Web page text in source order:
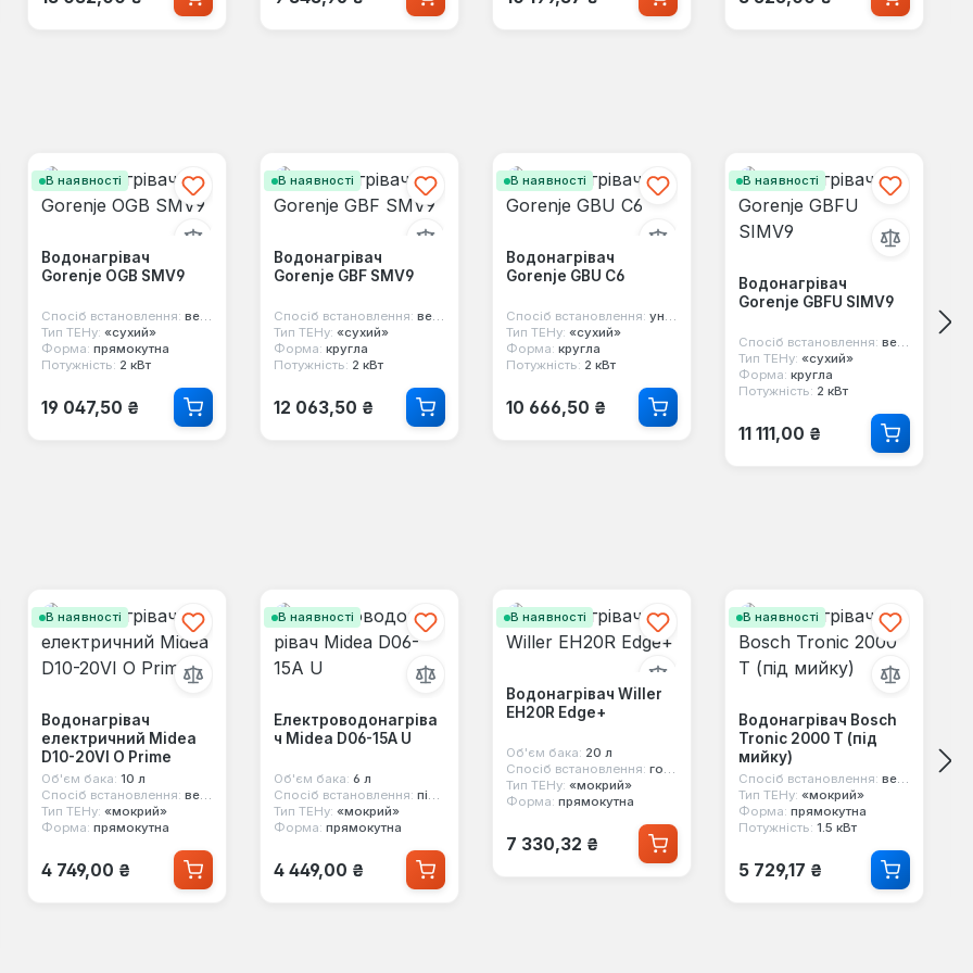
В наявності
Водонагрівач
Gorenje OGB SMV9
Спосіб встановлення: вертикальний
Тип ТЕНу: «сухий»
Форма: прямокутна
Потужність: 2 кВт
Звичайна ціна:
19 047,50 ₴
В наявності
Водонагрівач
Gorenje GBF SMV9
Спосіб встановлення: вертикальний
Тип ТЕНу: «сухий»
Форма: кругла
Потужність: 2 кВт
Звичайна ціна:
12 063,50 ₴
В наявності
Водонагрівач
Gorenje GBU C6
Спосіб встановлення: універсальний
Тип ТЕНу: «сухий»
Форма: кругла
Потужність: 2 кВт
Звичайна ціна:
10 666,50 ₴
В наявності
Водонагрівач
Gorenje GBFU SIMV9
Спосіб встановлення: вертикальний
Тип ТЕНу: «сухий»
Форма: кругла
Потужність: 2 кВт
Звичайна ціна:
11 111,00 ₴
В наявності
Водонагрівач
електричний Midea
D10-20VI O Prime
Об'єм бака: 10 л
Спосіб встановлення: вертикальний, над мийкою
Тип ТЕНу: «мокрий»
Форма: прямокутна
Звичайна ціна:
4 749,00 ₴
В наявності
Електроводонагріва
ч Midea D06-15A U
Об'єм бака: 6 л
Спосіб встановлення: під мийку
Тип ТЕНу: «мокрий»
Форма: прямокутна
Звичайна ціна:
4 449,00 ₴
В наявності
Водонагрівач Willer
EH20R Edge+
Об'єм бака: 20 л
Спосіб встановлення: горизонтальний
Тип ТЕНу: «мокрий»
Форма: прямокутна
Звичайна ціна:
7 330,32 ₴
В наявності
Водонагрівач Bosch
Tronic 2000 T (під
мийку)
Спосіб встановлення: вертикальний, під мийку
Тип ТЕНу: «мокрий»
Форма: прямокутна
Потужність: 1.5 кВт
Звичайна ціна:
5 729,17 ₴